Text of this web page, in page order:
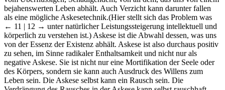
bejahenswerten Leben abhält. Auch Verzicht kann darunter fallen
als eine mögliche Askesetechnik.(Hier stellt sich das Problem was
← 11 | 12 → unter natürlicher Leistungssteigerung intellektuell und
körperlich zu verstehen ist.) Askese ist die Abwahl dessen, was uns
von der Essenz der Existenz abhält. Askese ist also durchaus positiv
zu sehen, im Sinne radikaler Enthaltsamkeit und nicht nur als
negative Askese. Sie ist nicht nur eine Mortifikation der Seele oder
des Körpers, sondern sie kann auch Ausdruck des Willens zum
Leben sein. Die Askese selbst kann ein Rausch sein. Die